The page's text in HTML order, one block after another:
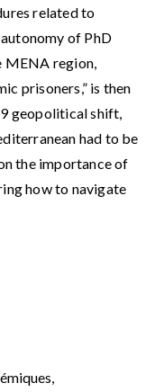
related to
of PhD
MENA region,
prisoners,” is then
geopolitical shift,
had to be
the importance of
how to navigate